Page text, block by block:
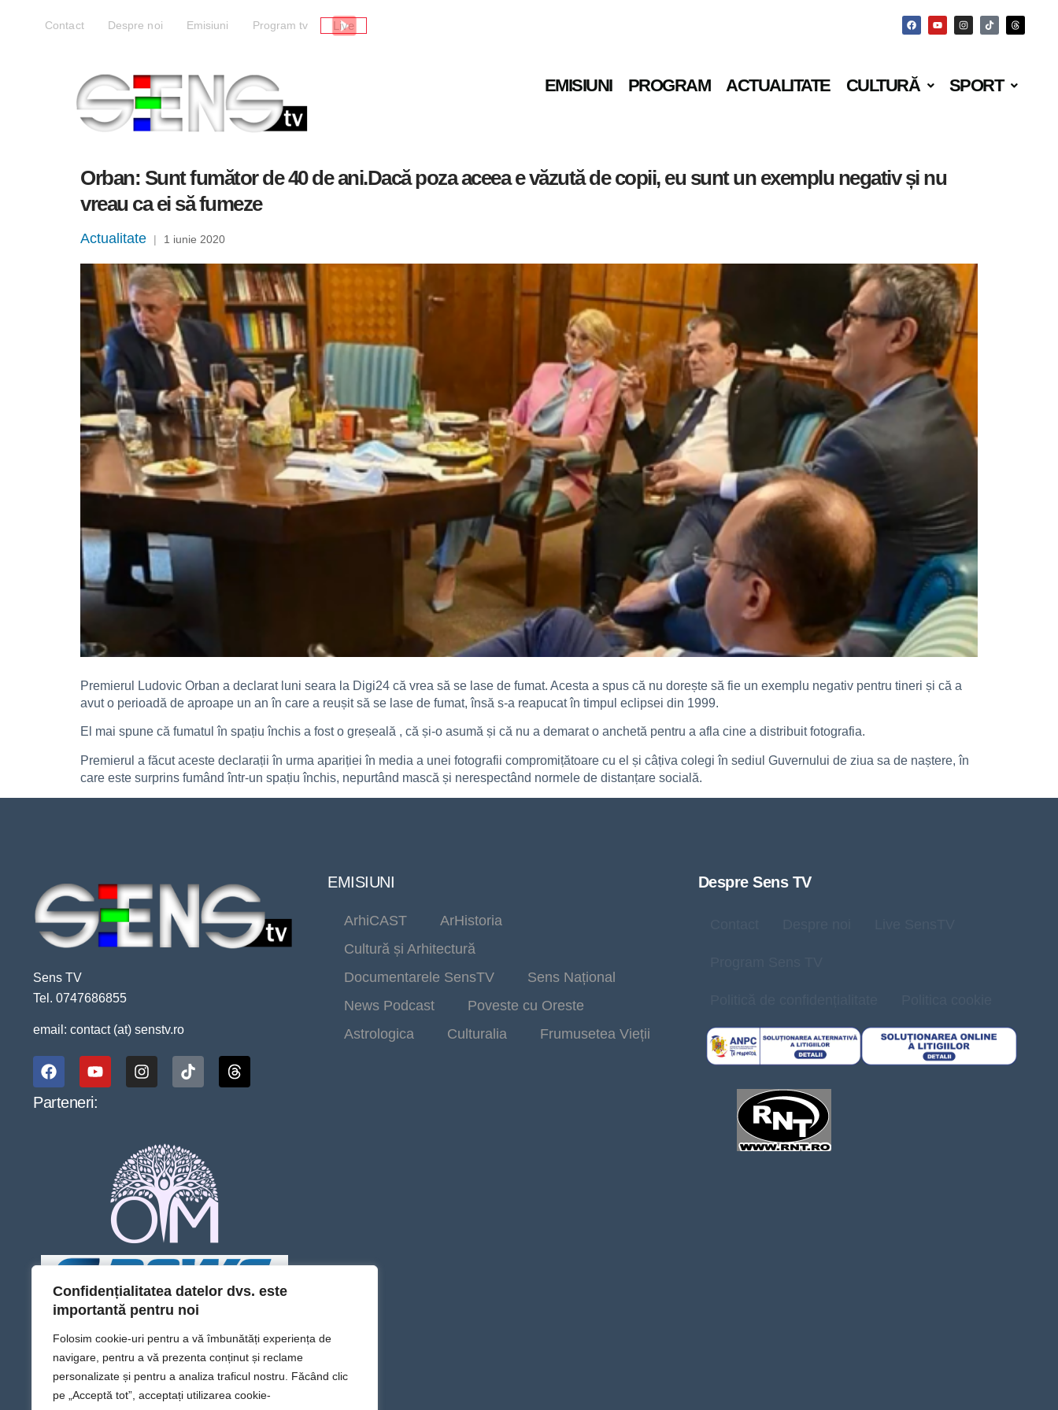
Confidențialitatea datelor dvs. este
importantă pentru noi
Folosim cookie-uri pentru a vă îmbunătăți experiența de
navigare, pentru a vă prezenta conținut și reclame
personalizate și pentru a analiza traficul nostru. Făcând clic
pe „Acceptă tot”, acceptați utilizarea cookie-
Contact Despre noi Emisiuni Program tv Live
EMISIUNI PROGRAM ACTUALITATE CULTURĂ SPORT
Orban: Sunt fumător de 40 de ani.Dacă poza aceea e văzută de copii, eu sunt un exemplu negativ și nu
vreau ca ei să fumeze
Actualitate | 1 iunie 2020
Premierul Ludovic Orban a declarat luni seara la Digi24 că vrea să se lase de fumat. Acesta a spus că nu dorește să fie un exemplu negativ pentru tineri și că a
avut o perioadă de aproape un an în care a reușit să se lase de fumat, însă s-a reapucat în timpul eclipsei din 1999.
El mai spune că fumatul în spațiu închis a fost o greșeală , că și-o asumă și că nu a demarat o anchetă pentru a afla cine a distribuit fotografia.
Premierul a făcut aceste declarații în urma apariției în media a unei fotografii compromițătoare cu el și câțiva colegi în sediul Guvernului de ziua sa de naștere, în
care este surprins fumând într-un spațiu închis, nepurtând mască și nerespectând normele de distanțare socială.
Sens TV
Tel. 0747686855
email: contact (at) senstv.ro
Parteneri:
EMISIUNI
ArhiCAST
ArHistoria
Cultură și Arhitectură
Documentarele SensTV
Sens Național
News Podcast
Poveste cu Oreste
Astrologica
Culturalia Frumusetea Vieții
Despre Sens TV